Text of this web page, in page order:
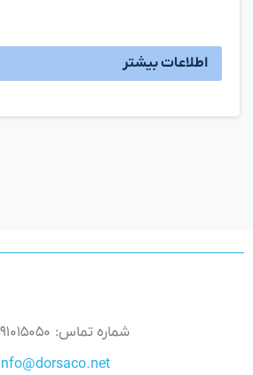
اطلاعات بیشتر
شماره تماس: ۹۱۰۱۵۰۵۰-۰۲۱